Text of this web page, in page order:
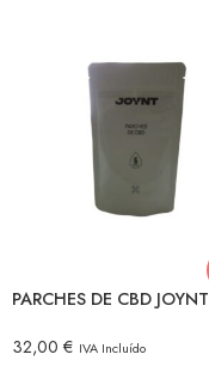
PARCHES DE CBD JOYNT
32,00 € IVA Incluído